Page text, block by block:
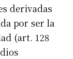
derivadas
por ser la
(art. 128